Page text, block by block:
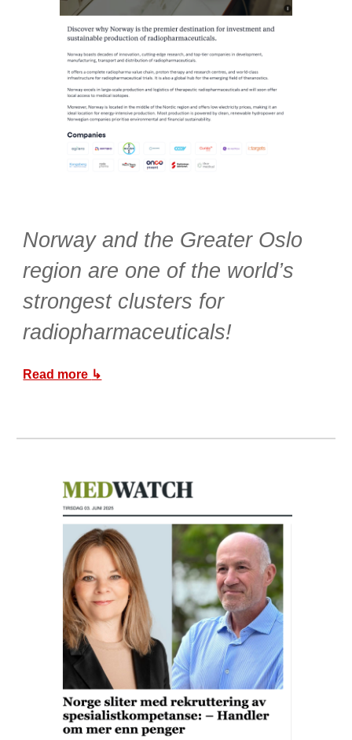
Norway and the Greater Oslo
region are one of the world’s
strongest clusters for
radiopharmaceuticals!
Read more ↳